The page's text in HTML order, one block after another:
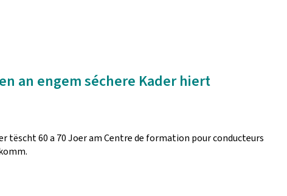
an engem séchere Kader hiert
tëscht 60 a 70 Joer am Centre de formation pour conducteurs